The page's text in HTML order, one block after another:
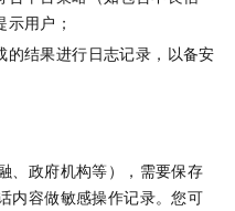
用户；
的结果进行日志记录，以备安
、政府机构等），需要保存
内容做敏感操作记录。您可